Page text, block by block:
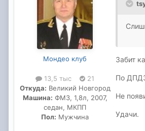
Мондео клуб
13,5 тыс
21
Откуда: Великий Новгород
Машина: ФМ3, 1,8л, 2007,
седан, МКПП
Пол: Мужчина
Забит
По
Не
Удачи.